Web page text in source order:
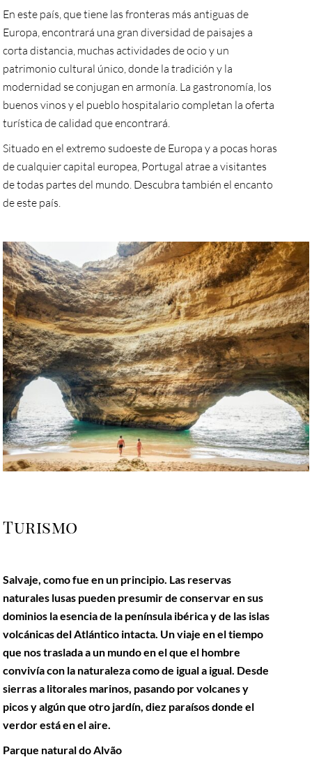
En este país, que tiene las fronteras más antiguas de
Europa, encontrará una gran diversidad de paisajes a
corta distancia, muchas actividades de ocio y un
patrimonio cultural único, donde la tradición y la
modernidad se conjugan en armonía. La gastronomía, los
buenos vinos y el pueblo hospitalario completan la oferta
turística de calidad que encontrará.
Situado en el extremo sudoeste de Europa y a pocas horas
de cualquier capital europea, Portugal atrae a visitantes
de todas partes del mundo. Descubra también el encanto
de este país.
Turismo
Salvaje, como fue en un principio. Las reservas
naturales lusas pueden presumir de conservar en sus
dominios la esencia de la península ibérica y de las islas
volcánicas del Atlántico intacta. Un viaje en el tiempo
que nos traslada a un mundo en el que el hombre
convivía con la naturaleza como de igual a igual. Desde
sierras a litorales marinos, pasando por volcanes y
picos y algún que otro jardín, diez paraísos donde el
verdor está en el aire.
Parque natural do Alvão